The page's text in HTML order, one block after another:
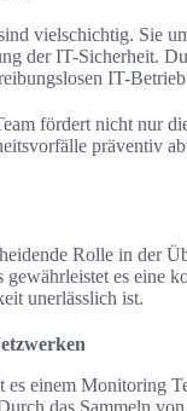
vielschichtig. Sie
der IT-Sicherheit.
IT-
fördert nicht nur
präventiv
Rolle in der
es eine
unerlässlich ist.
es einem Monitoring
das Sammeln